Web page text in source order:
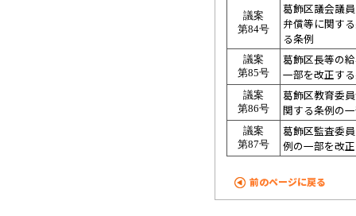
議案
第84号
葛飾区議会議
弁償等に関す
る条例
議案
第85号
葛飾区長等の
一部を改正す
議案
第86号
葛飾区教育委
関する条例の
議案
第87号
葛飾区監査委
例の一部を改
前のページに戻る